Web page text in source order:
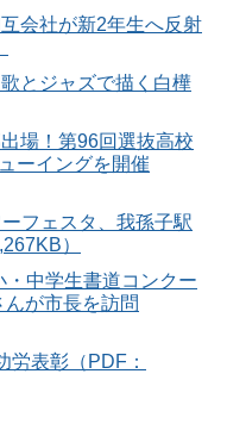
会社が新2年生へ反射
とジャズで描く白樺
場！第96回選抜高校
ーイングを開催
フェスタ、我孫子駅
）
中学生書道コンクー
が市長を訪問
表彰（PDF：